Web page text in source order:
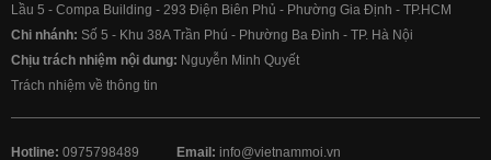
Lầu 5 - Compa Building - 293 Điện Biên Phủ - Phường Gia Định - TP.HCM
Chi nhánh: Số 5 - Khu 38A Trần Phú - Phường Ba Đình - TP. Hà Nội
Chịu trách nhiệm nội dung: Nguyễn Minh Quyết
Trách nhiệm về thông tin
Hotline: 0975798489 Email: info@vietnammoi.vn